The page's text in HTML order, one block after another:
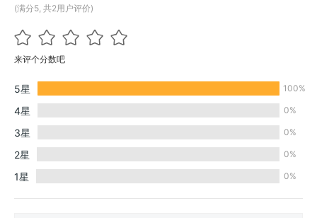
(满分5, 共2用户评价)
来评个分数吧
5星 100%
4星 0%
3星 0%
2星 0%
1星 0%